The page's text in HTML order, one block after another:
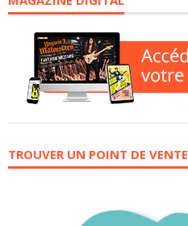
TROUVER UN POINT DE VENTE